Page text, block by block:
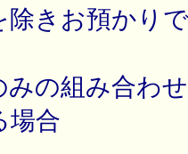
除きお預かり
の組み合わせ
場合